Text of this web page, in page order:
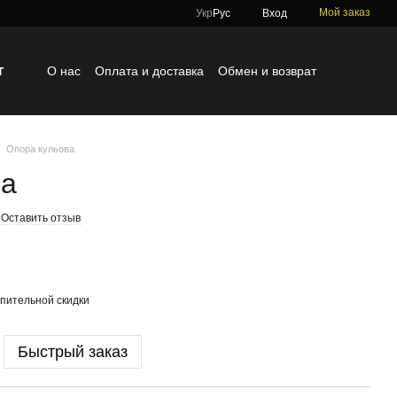
Укр Рус Вход Мой заказ
О нас Оплата и доставка
Обмен и возврат
Опора кульова
Оставить отзыв
скидки
Быстрый заказ